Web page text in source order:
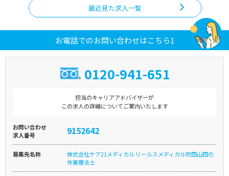
最近見た求人一覧
お電話でのお問い合わせはこちら1
0120-941-651
担当のキャリアアドバイザーが
この求人の詳細についてご案内いたします
お問い合わせ
求人番号
9152642
募集先名称
株式会社ケア21メディカル リールスメディカル吹田山田の
作業療法士